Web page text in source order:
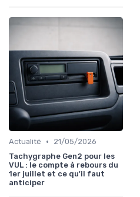
Actualité •
21/05/2026
Tachygraphe Gen2 pour les
VUL : le compte à rebours du
1er juillet et ce qu'il faut
anticiper